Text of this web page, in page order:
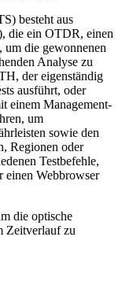
besteht aus
die ein OTDR, einen
um die gewonnenen
Analyse zu
der eigenständig
ausführt, oder
einem Management-
um
sowie den
Regionen oder
Testbefehle,
einen Webbrowser
die optische
Zeitverlauf zu